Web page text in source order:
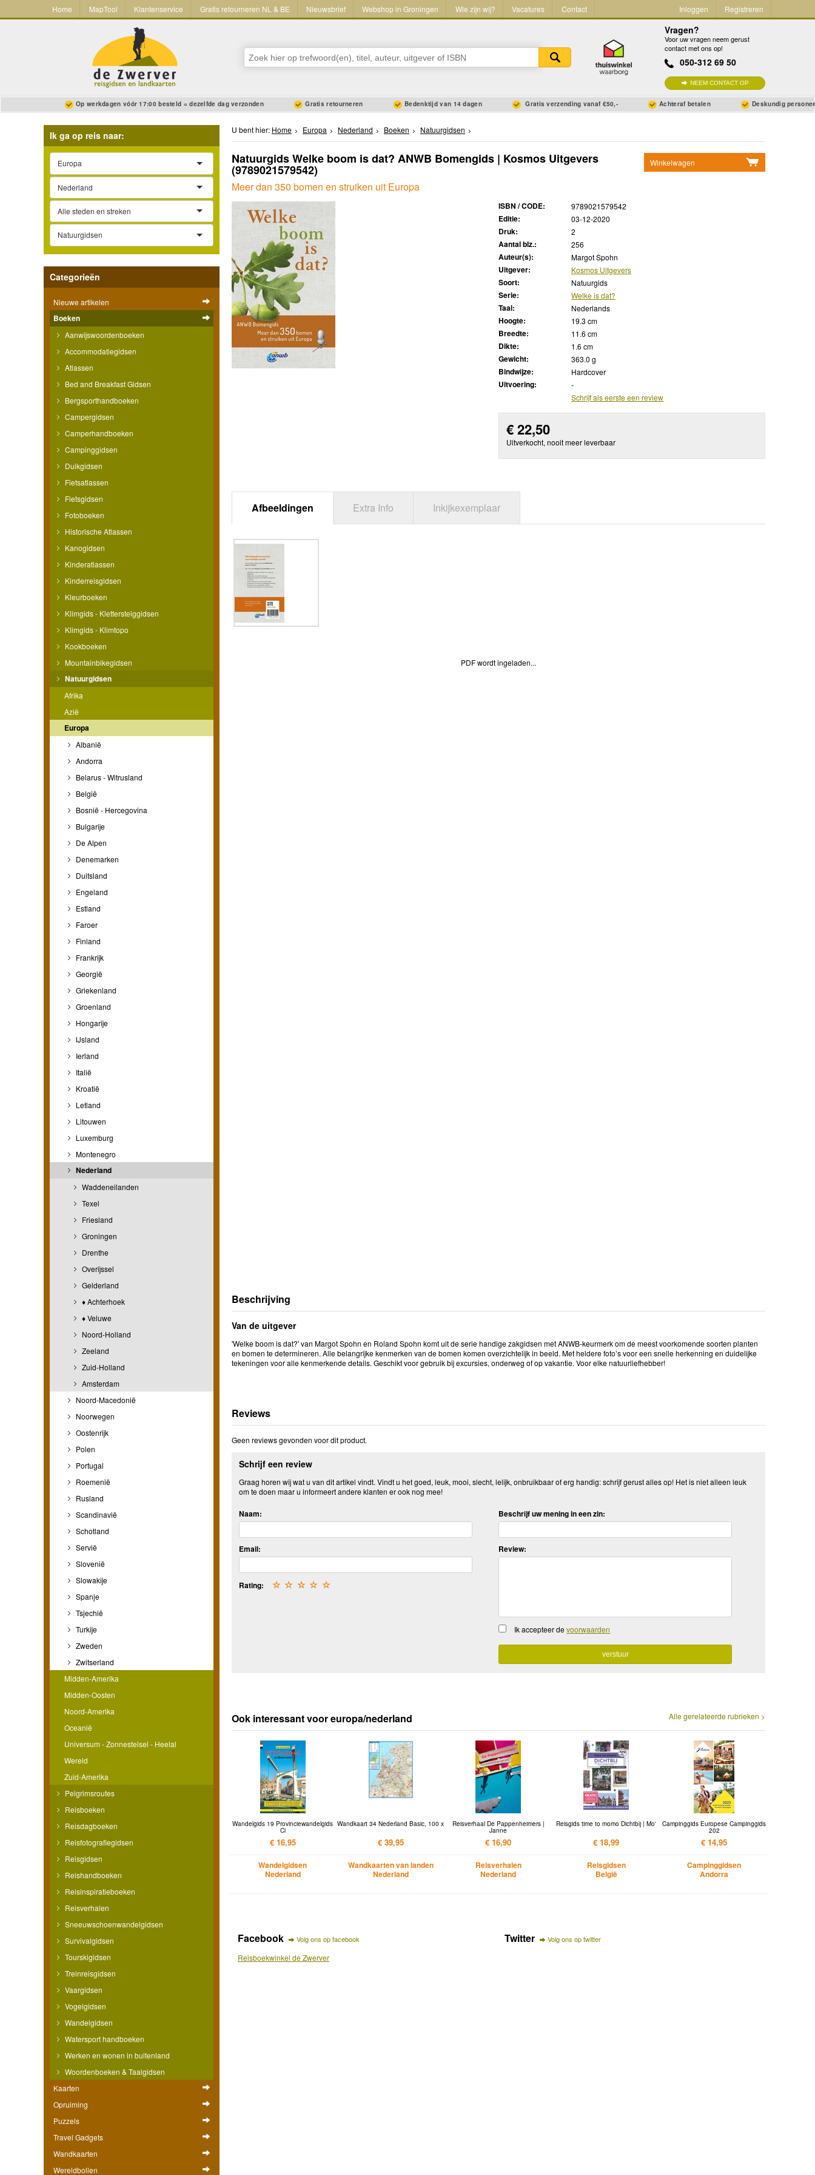
Home MapTool Klantenservice Gratis retourneren NL & BE Nieuwsbrief Webshop in Groningen Wie zijn wij? Vacatures Contact Inloggen Registreren
Vragen?
Voor uw vragen neem gerust
contact met ons op!
050-312 69 50
NEEM CONTACT OP
Op werkdagen vóór 17:00 besteld = dezelfde dag verzonden Gratis retourneren Bedenktijd van 14 dagen Gratis verzending vanaf €50,- Achteraf betalen Deskundig
Ik ga op reis naar:
Europa
Nederland
Alle steden en streken
Natuurgidsen
Categorieën
Nieuwe artikelen
Boeken
Aanwijswoordenboeken
Accommodatiegidsen
Atlassen
Bed and Breakfast Gidsen
Bergsporthandboeken
Campergidsen
Camperhandboeken
Campinggidsen
Duikgidsen
Fietsatlassen
Fietsgidsen
Fotoboeken
Historische Atlassen
Kanogidsen
Kinderatlassen
Kinderreisgidsen
Kleurboeken
Klimgids - Klettersteiggidsen
Klimgids - Klimtopo
Kookboeken
Mountainbikegidsen
Natuurgidsen
Afrika
Azië
Europa
Albanië
Andorra
Belarus - Witrusland
België
Bosnië - Hercegovina
Bulgarije
De Alpen
Denemarken
Duitsland
Engeland
Estland
Faroer
Finland
Frankrijk
Georgië
Griekenland
Groenland
Hongarije
IJsland
Ierland
Italië
Kroatië
Letland
Litouwen
Luxemburg
Montenegro
Nederland
Waddeneilanden
Texel
Friesland
Groningen
Drenthe
Overijssel
Gelderland
♦ Achterhoek
♦ Veluwe
Noord-Holland
Zeeland
Zuid-Holland
Amsterdam
Noord-Macedonië
Noorwegen
Oostenrijk
Polen
Portugal
Roemenië
Rusland
Scandinavië
Schotland
Servië
Slovenië
Slowakije
Spanje
Tsjechië
Turkije
Zweden
Zwitserland
Midden-Amerika
Midden-Oosten
Noord-Amerika
Oceanië
Universum - Zonnestelsel - Heelal
Wereld
Zuid-Amerika
Pelgrimsroutes
Reisboeken
Reisdagboeken
Reisfotografiegidsen
Reisgidsen
Reishandboeken
Reisinspiratieboeken
Reisverhalen
Sneeuwschoenwandelgidsen
Survivalgidsen
Tourskigidsen
Treinreisgidsen
Vaargidsen
Vogelgidsen
Wandelgidsen
Watersport handboeken
Werken en wonen in buitenland
Woordenboeken & Taalgidsen
Kaarten
Opruiming
Puzzels
Travel Gadgets
Wandkaarten
Wereldbollen
U bent hier: Home Europa Nederland Boeken Natuurgidsen
Winkelwagen
Natuurgids Welke boom is dat? ANWB Bomengids | Kosmos Uitgevers
(9789021579542)
Meer dan 350 bomen en struiken uit Europa
ISBN / CODE: 9789021579542
Editie: 03-12-2020
Druk: 2
Aantal blz.: 256
Auteur(s): Margot Spohn
Uitgever: Kosmos Uitgevers
Soort: Natuurgids
Serie: Welke is dat?
Taal: Nederlands
Hoogte: 19.3 cm
Breedte: 11.6 cm
Dikte: 1.6 cm
Gewicht: 363.0 g
Bindwijze: Hardcover
Uitvoering:
-
Schrijf als eerste een review
€22,50
Uitverkocht, nooit meer leverbaar
Afbeeldingen Extra Info Inkijkexemplaar
PDF wordt ingeladen...
Beschrijving
Van de uitgever
'Welke boom is dat?' van Margot Spohn en Roland Spohn komt uit de serie handige zakgidsen met ANWB-keurmerk om de meest voorkomende soorten planten
en bomen te determineren. Alle belangrijke kenmerken van de bomen komen overzichtelijk in beeld. Met heldere foto’s voor een snelle herkenning en duidelijke
tekeningen voor alle kenmerkende details. Geschikt voor gebruik bij excursies, onderweg of op vakantie. Voor elke natuurliefhebber!
Reviews
Geen reviews gevonden voor dit product.
Schrijf een review
Graag horen wij wat u van dit artikel vindt. Vindt u het goed, leuk, mooi, slecht, lelijk, onbruikbaar of erg handig: schrijf gerust alles op! Het is niet alleen leuk
om te doen maar u informeert andere klanten er ook nog mee!
Naam:
Email:
Rating: ☆
☆
☆
☆
☆
Beschrijf uw mening in een zin:
Review:
Ik accepteer devoorwaarden
Alle gerelateerde rubrieken >
Ook interessant voor europa/nederland
Wandelgids 19 Provinciewandelgids
Ci
€ 16,95
Wandelgidsen
Nederland
Wandkaart 34 Nederland Basic, 100 x
€ 39,95
Wandkaarten van landen
Nederland
Reisverhaal De Pappenheimers |
Janne
€ 16,90
Reisverhalen
Nederland
Reisgids time to momo Dichtbij | Mo'
€ 18,99
Reisgidsen
België
Campinggids Europese Campinggids
202
€ 14,95
Campinggidsen
Andorra
Facebook Volg ons op facebook
Reisboekwinkel de Zwerver
Twitter Volg ons op twitter